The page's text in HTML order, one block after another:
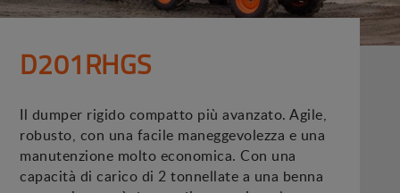
D201RHGS
Il dumper rigido compatto più avanzato. Agile,
robusto, con una facile maneggevolezza e una
manutenzione molto economica. Con una
capacità di carico di 2 tonnellate a una benna